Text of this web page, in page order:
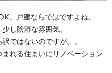
。戸建ならではですよね。
し陰湿な雰囲気。
ではないのですが。。
れる住まいにリノベーション